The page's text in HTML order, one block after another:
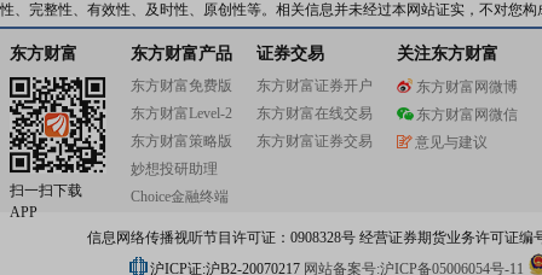
性、完整性、有效性、及时性、原创性等。相关信息并未经过本网站证实，不对您
东方财富
扫一扫下载
APP
东方财富产品
东方财富免费版
东方财富Level-2
东方财富策略版
妙想投研助理
Choice金融终端
证券交易
东方财富证券开户
东方财富在线交易
东方财富证券交易
关注东方财富
东方财富网微博
东方财富网微信
意见与建议
信息网络传播视听节目许可证：0908328号 经营证券期货业务许可证编
沪ICP证:沪B2-20070217 网站备案号:沪ICP备05006054号-11